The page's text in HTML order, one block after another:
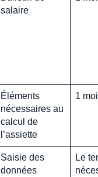
salaire
Éléments
nécessaires au
calcul de
l’assiette
1
Saisie des
données
Le